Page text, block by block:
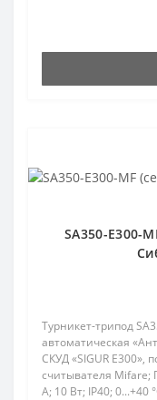
SA350-E300-
Турникет-трипод
автоматическая
СКУД «SIGUR Е300»,
считывателя Mifare;
А; 10 Вт; IP40; 0...+40